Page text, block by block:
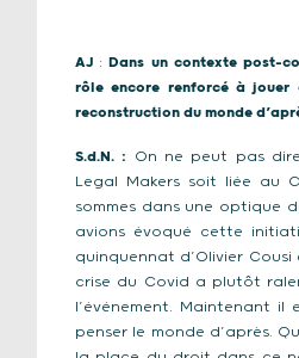
AJ : Dans un contexte post-
rôle encore renforcé à
reconstruction du monde
S.d.N. : On ne peut pas
Legal Makers soit liée au
sommes dans une optique
avions évoqué cette
quinquennat d’Olivier
crise du Covid a plutôt
l’événement. Maintenant il
penser le monde d’après.